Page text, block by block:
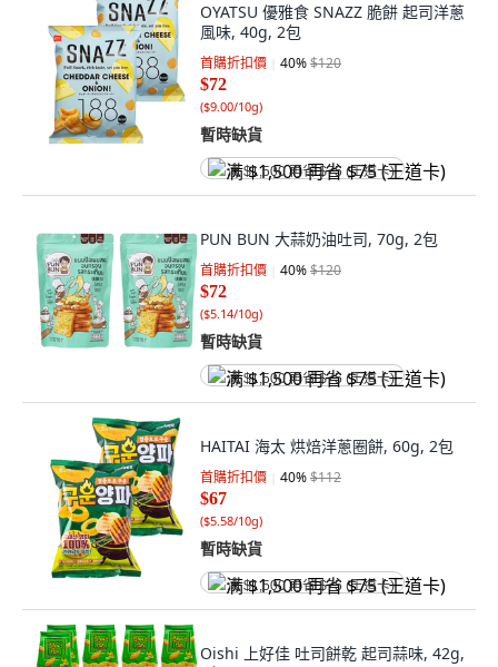
OYATSU 優雅食 SNAZZ 脆餅 起司洋蔥
風味, 40g, 2包
首購折扣價 40%$120
$72
($9.00/10g)
暫時缺貨
满 $1,500 再省 $75 (王道卡)
PUN BUN 大蒜奶油吐司, 70g, 2包
首購折扣價 40%$120
$72
($5.14/10g)
暫時缺貨
满 $1,500 再省 $75 (王道卡)
HAITAI 海太 烘焙洋蔥圈餅, 60g, 2包
首購折扣價 40%$112
$67
($5.58/10g)
暫時缺貨
满 $1,500 再省 $75 (王道卡)
Oishi 上好佳 吐司餅乾 起司蒜味, 42g,